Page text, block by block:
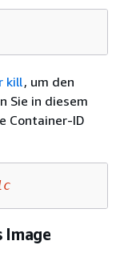
kill, um den
Sie in diesem
Container-ID
Image